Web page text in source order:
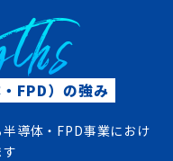
FPD）の強み
導体・FPD事業におけ